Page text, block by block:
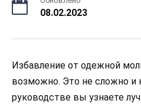
08.02.2023
Избавление от одежной
возможно. Это не сложно и
руководстве вы узнаете